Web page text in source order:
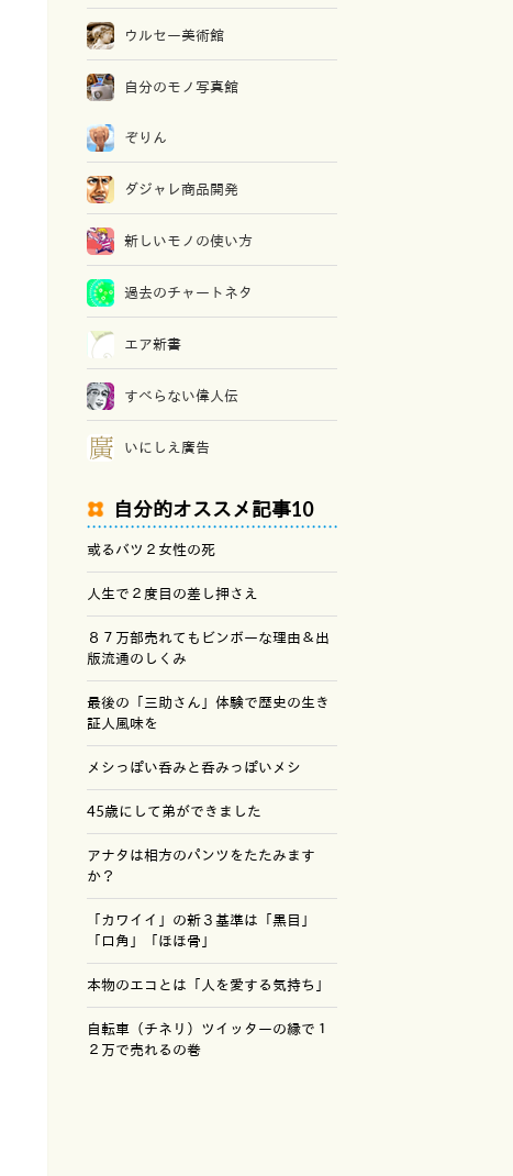
ウルセー美術館
自分のモノ写真館
ぞりん
ダジャレ商品開発
新しいモノの使い方
過去のチャートネタ
エア新書
すべらない偉人伝
いにしえ廣告
自分的オススメ記事10
或るバツ２女性の死
人生で２度目の差し押さえ
８７万部売れてもビンボーな理由＆出
版流通のしくみ
最後の「三助さん」体験で歴史の生き
証人風味を
メシっぽい呑みと呑みっぽいメシ
45歳にして弟ができました
アナタは相方のパンツをたたみます
か？
「カワイイ」の新３基準は「黒目」
「口角」「ほほ骨」
本物のエコとは「人を愛する気持ち」
自転車（チネリ）ツイッターの縁で１
２万で売れるの巻